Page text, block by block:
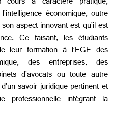
économique, outre
aspect innovant est qu’il est
Ce faisant, les étudiants
leur formation à l’EGE des
des entreprises, des
d’avocats ou toute autre
savoir juridique pertinent et
professionnelle intégrant la